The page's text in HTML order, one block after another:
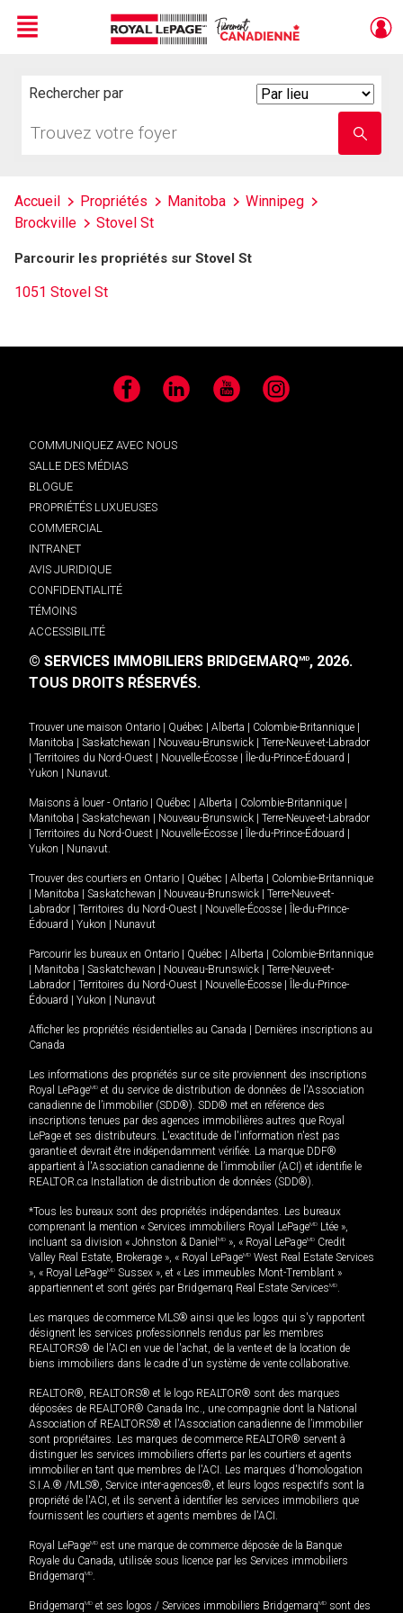
Menu
Rechercher par
votre
nom
Accueil Propriétés Manitoba
Winnipeg
Brockville
Stovel St
Parcourir les propriétés sur Stovel St
1051 Stovel St
Facebook LinkedIn YouTube Instagram
COMMUNIQUEZ AVEC NOUS
SALLE DES MÉDIAS
BLOGUE
PROPRIÉTÉS LUXUEUSES
COMMERCIAL
INTRANET
AVIS JURIDIQUE
CONFIDENTIALITÉ
TÉMOINS
ACCESSIBILITÉ
© SERVICES IMMOBILIERS BRIDGEMARQMD, 2026.
TOUS DROITS RÉSERVÉS.
Trouver une maison Ontario Québec Alberta Colombie-Britannique
Manitoba
Saskatchewan Nouveau-Brunswick
Terre-Neuve-et-Labrador
Territoires du Nord-Ouest Nouvelle-Écosse Île-du-Prince-Édouard
Yukon
Nunavut.
Maisons à louer - Ontario Québec Alberta Colombie-Britannique
Manitoba
Saskatchewan Nouveau-Brunswick
Terre-Neuve-et-Labrador
Territoires du Nord-Ouest Nouvelle-Écosse Île-du-Prince-Édouard
Yukon
Nunavut.
Trouver des courtiers en Ontario Québec Alberta
Colombie-Britannique
Manitoba Saskatchewan Nouveau-Brunswick
Terre-Neuve-et-
Labrador
Territoires du Nord-Ouest Nouvelle-Écosse
Île-du-Prince-
Édouard
Yukon Nunavut
Parcourir les bureaux en Ontario Québec Alberta
Colombie-Britannique
Manitoba Saskatchewan Nouveau-Brunswick
Terre-Neuve-et-
Labrador
Territoires du Nord-Ouest Nouvelle-Écosse
Île-du-Prince-
Édouard
Yukon Nunavut
Afficher les propriétés résidentielles au Canada
Dernières inscriptions au
Canada
Les informations des propriétés sur ce site proviennent des inscriptions
Royal LePageMD et du service de distribution de données de l'Association
canadienne de l’immobilier (SDD®). SDD® met en référence des
inscriptions tenues par des agences immobilières autres que Royal
LePage et ses distributeurs. L'exactitude de l'information n'est pas
garantie et devrait être indépendamment vérifiée. La marque DDF®
appartient à l'Association canadienne de l’immobilier (ACI) et identifie le
REALTOR.ca Installation de distribution de données (SDD®).
*Tous les bureaux sont des propriétés indépendantes. Les bureaux
comprenant la mention « Services immobiliers Royal LePageMD Ltée »,
incluant sa division « Johnston & Daniel MD », « Royal LePageMD Credit
Valley Real Estate, Brokerage », « Royal LePageMD West Real Estate Services
», « Royal LePageMD Sussex », et « Les immeubles Mont-Tremblant »
appartiennent et sont gérés par Bridgemarq Real Estate ServicesMD.
Les marques de commerce MLS® ainsi que les logos qui s'y rapportent
désignent les services professionnels rendus par les membres
REALTORS® de l'ACI en vue de l'achat, de la vente et de la location de
biens immobiliers dans le cadre d'un système de vente collaborative.
REALTOR®, REALTORS® et le logo REALTOR® sont des marques
déposées de REALTOR® Canada Inc., une compagnie dont la National
Association of REALTORS® et l'Association canadienne de l’immobilier
sont propriétaires. Les marques de commerce REALTOR® servent à
distinguer les services immobiliers offerts par les courtiers et agents
immobilier en tant que membres de l'ACI. Les marques d'homologation
S.I.A.® /MLS®, Service inter-agences®, et leurs logos respectifs sont la
propriété de l'ACI, et ils servent à identifier les services immobiliers que
fournissent les courtiers et agents membres de l'ACI.
Royal LePageMD est une marque de commerce déposée de la Banque
Royale du Canada, utilisée sous licence par les Services immobiliers
BridgemarqMD.
BridgemarqMD et ses logos / Services immobiliers BridgemarqMD sont des